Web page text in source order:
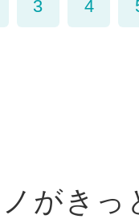
3 4
がきっ